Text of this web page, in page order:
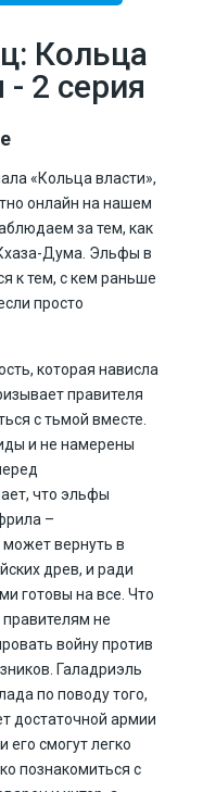
Кольца
- 2 серия
«Кольца власти»,
онлайн на нашем
за тем, как
Дума. Эльфы в
к тем, с кем раньше
просто
которая нависла
правителя
с тьмой вместе.
и не намерены
что эльфы
–
может вернуть в
древ, и ради
готовы на все. Что
не
войну против
Галадриэль
по поводу того,
достаточной армии
его смогут легко
познакомиться с